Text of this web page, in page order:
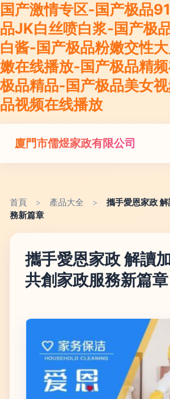
国产激情专区-国产极品
品JK白丝喷白浆-国产极
白酱-国产极品粉嫩交性
嫩在线播放-国产极品精
极品精品-国产极品美女
品视频在线播放
廈門市儒煜家政有限公司
首頁 > 產品大全 >
攜手愛恩家政
務新篇章
攜手愛恩家政 解讀
共創家政服務新篇章